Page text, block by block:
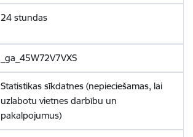
24 stundas
_ga_45W72V7VXS
Statistikas sīkdatnes (nepieciešamas, lai
uzlabotu vietnes darbību un
pakalpojumus)